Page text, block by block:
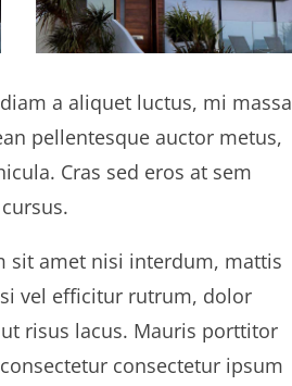
a aliquet luctus, mi massa
pellentesque auctor metus,
Cras sed eros at sem
sit amet nisi interdum, mattis
vel efficitur rutrum, dolor
risus lacus. Mauris porttitor
consectetur ipsum